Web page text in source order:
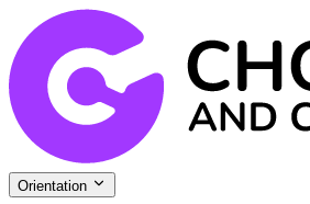
Orientation